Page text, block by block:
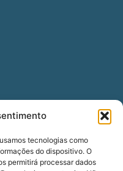
tecnologias como
do dispositivo. O
permitirá processar dados